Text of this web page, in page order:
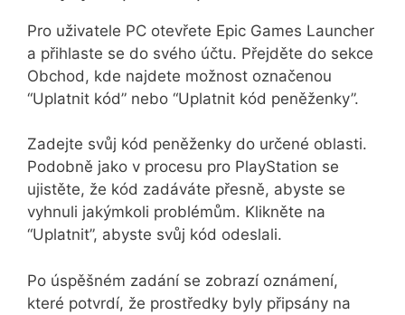
Pro uživatele PC otevřete Epic Games Launcher
a přihlaste se do svého účtu. Přejděte do sekce
Obchod, kde najdete možnost označenou
“Uplatnit kód” nebo “Uplatnit kód peněženky”.
Zadejte svůj kód peněženky do určené oblasti.
Podobně jako v procesu pro PlayStation se
ujistěte, že kód zadáváte přesně, abyste se
vyhnuli jakýmkoli problémům. Klikněte na
“Uplatnit”, abyste svůj kód odeslali.
Po úspěšném zadání se zobrazí oznámení,
které potvrdí, že prostředky byly připsány na